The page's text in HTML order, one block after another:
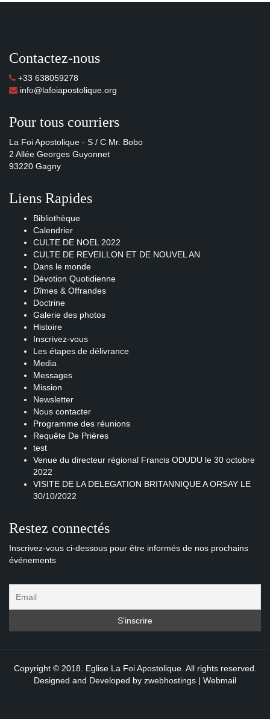
Contactez-nous
+33 638059278
info@lafoiapostolique.org
Pour tous courriers
La Foi Apostolique - S / C Mr. Bobo
2 Allée Georges Guyonnet
93220 Gagny
Liens Rapides
Bibliothèque
Calendrier
CULTE DE NOEL 2022
CULTE DE REVEILLON ET DE NOUVEL AN
Dans le monde
Dévotion Quotidienne
Dîmes & Offrandes
Doctrine
Galerie des photos
Histoire
Inscrivez-vous
Les étapes de délivrance
Media
Messages
Mission
Newsletter
Nous contacter
Programme des réunions
Requête De Prières
test
Venue du directeur régional Francis ODUDU le 30 octobre
2022
VISITE DE LA DELEGATION BRITANNIQUE A ORSAY LE
30/10/2022
Restez connectés
Inscrivez-vous ci-dessous pour être informés de nos prochains
événements
Copyright © 2018. Eglise La Foi Apostolique. All rights reserved.
Designed and Developed by zwebhostings | Webmail